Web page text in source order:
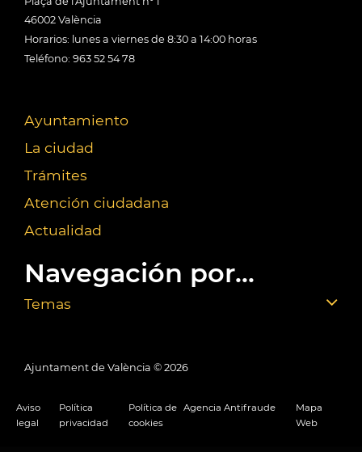
46002 València
Horarios: lunes a viernes de 8:30 a 14:00 horas
Teléfono: 963 52 54 78
Ayuntamiento
La ciudad
Trámites
Atención ciudadana
Actualidad
Navegación por...
Temas
Ajuntament de València © 2026
Aviso
legal
Política
privacidad
Política de
cookies
Agencia Antifraude
Mapa
Web